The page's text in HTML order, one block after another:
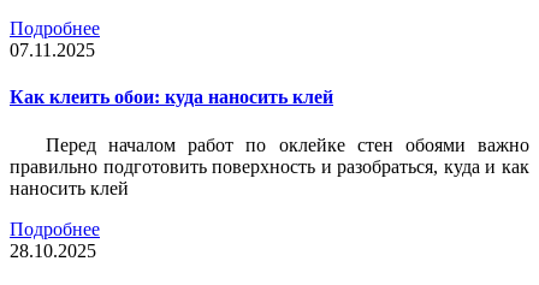
Подробнее
07.11.2025
Как клеить обои: куда наносить клей
Перед началом работ по оклейке стен обоями важно
правильно подготовить поверхность и разобраться, куда и как
наносить клей
Подробнее
28.10.2025